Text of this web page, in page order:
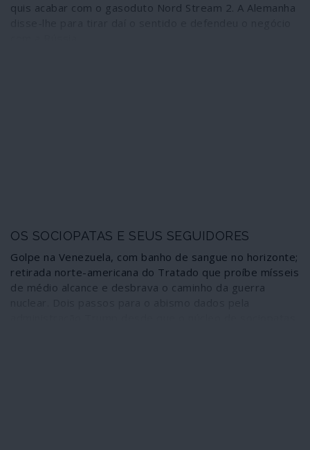
quis acabar com o gasoduto Nord Stream 2. A Alemanha
OS SOCIOPATAS E SEUS SEGUIDORES
Golpe na Venezuela, com banho de sangue no horizonte;
retirada norte-americana do Tratado que proíbe mísseis
de médio alcance e desbrava o caminho da guerra